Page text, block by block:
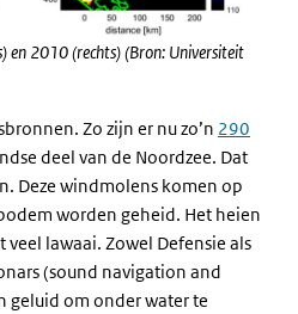
en 2010 (rechts) (Bron: Universiteit
Zo zijn er nu zo’n 290
deel van de Noordzee. Dat
Deze windmolens komen op
worden geheid. Het heien
lawaai. Zowel Defensie als
(sound navigation and
geluid om onder water te